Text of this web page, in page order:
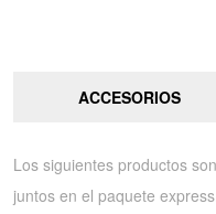
ACCESORIOS
Los siguientes productos
juntos en el paquete